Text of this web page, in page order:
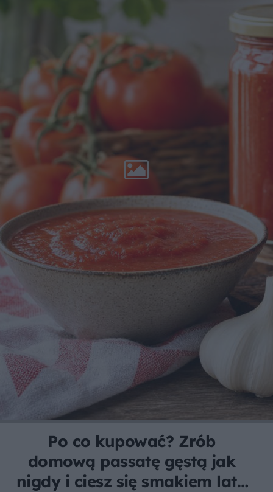
Po co kupować? Zrób
domową passatę gęstą jak
nigdy i ciesz się smakiem lata